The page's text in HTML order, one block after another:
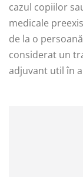
cazul copiilor
medicale
de la o
considerat un
adjuvant util în